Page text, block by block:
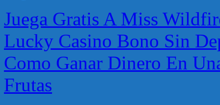
Juega Gratis A Miss
Lucky Casino Bono Sin
Como Ganar Dinero En
Frutas